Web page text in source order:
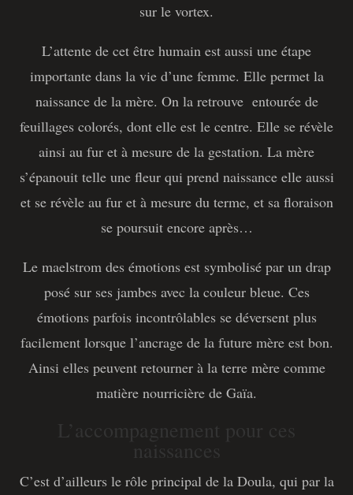
sur le vortex.
L’attente de cet être humain est aussi une étape
importante dans la vie d’une femme. Elle permet la
naissance de la mère. On la retrouve entourée de
feuillages colorés, dont elle est le centre. Elle se révèle
ainsi au fur et à mesure de la gestation. La mère
s’épanouit telle une fleur qui prend naissance elle aussi
et se révèle au fur et à mesure du terme, et sa floraison
se poursuit encore après…
Le maelstrom des émotions est symbolisé par un drap
posé sur ses jambes avec la couleur bleue. Ces
émotions parfois incontrôlables se déversent plus
facilement lorsque l’ancrage de la future mère est bon.
Ainsi elles peuvent retourner à la terre mère comme
matière nourricière de Gaïa.
L’accompagnement pour ces
naissances
C’est d’ailleurs le rôle principal de la Doula, qui par la